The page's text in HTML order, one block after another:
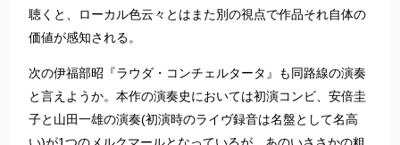
聴くと、ローカル色云々とはまた別の視点で作品それ自体の
価値が感知される。​
​​次の伊福部昭『ラウダ・コンチェルタータ』も同路線の演奏
と言えようか。本作の演奏史においては初演コンビ、安倍圭
子と山田一雄の演奏(初演時のライヴ録音は名盤として名高